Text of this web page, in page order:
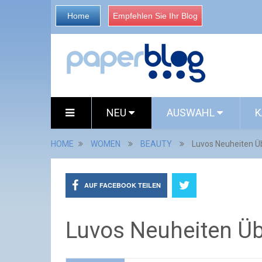
Home Empfehlen Sie Ihr Blog
NEU AUSWAHL
HOME WOMEN BEAUTY Luvos Neuheiten
AUF FACEBOOK TEILEN
Luvos Neuheiten